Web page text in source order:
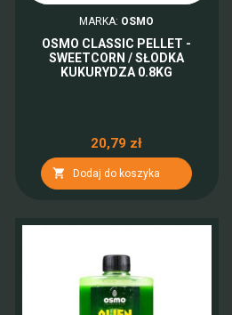
MARKA: OSMO
OSMO CLASSIC PELLET -
SWEETCORN / SŁODKA
KUKURYDZA 0.8KG
20,79 zł
 Dodaj do koszyka